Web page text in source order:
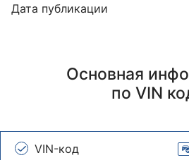
Дата публикации
Основная
по VIN
VIN-код